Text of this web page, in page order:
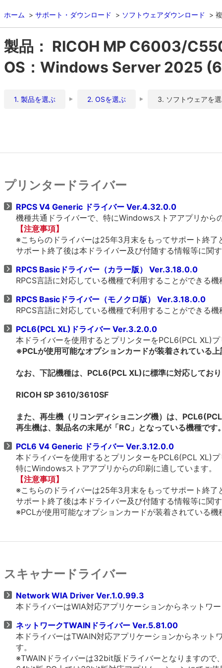
ホーム サポート・ダウンロード ソフトウェアダウンロード
製品： RICOH MP C6003/
OS：Windows Server 2025
1. 製品を選ぶ 2. OSを選ぶ 3. ソフトウェアを
プリンタードライバー
RPCS V4 Generic ドライバー Ver.4.32.0.0
機種共通ドライバーで、特にWindowsストアアプリから
【注意事項】
※こちらのドライバーは25年3月末をもってサポート終了
サポート終了後は本ドライバー及び付随する情報等に関
RPCS Basicドライバー（カラー版） Ver.3.18.0.0
RPCS言語に対応している機種で利用することができる
RPCS Basicドライバー（モノクロ版） Ver.3.18.0.0
RPCS言語に対応している機種で利用することができる
PCL6(PCL XL)ドライバー Ver.3.2.0.0
本ドライバーを使用するとプリンターをPCL6(PCL XL)
※PCLが使用可能なオプションカードが装着されている
なお、下記機種は、PCL6(PCL XL)に標準に対応してお
RICOH SP 3610/3610SF
また、再生機（リコンディショニング機）は、
再生機は、製品名の末尾が「RC」となっている機種です
PCL6 V4 Generic ドライバー Ver.3.12.0.0
本ドライバーを使用するとプリンターをPCL6(PCL XL)
特にWindowsストアアプリからの印刷に適しています。
【注意事項】
※こちらのドライバーは25年3月末をもってサポート終了
サポート終了後は本ドライバー及び付随する情報等に関
※PCLが使用可能なオプションカードが装着されている
スキャナードライバー
Network WIA Driver Ver.1.0.99.3
本ドライバーはWIA対応アプリケーションからネットワ
ネットワークTWAINドライバー Ver.5.81.00
本ドライバーはTWAIN対応アプリケーションからネッ
す。
※TWAINドライバーは32bit版ドライバーとなりますの